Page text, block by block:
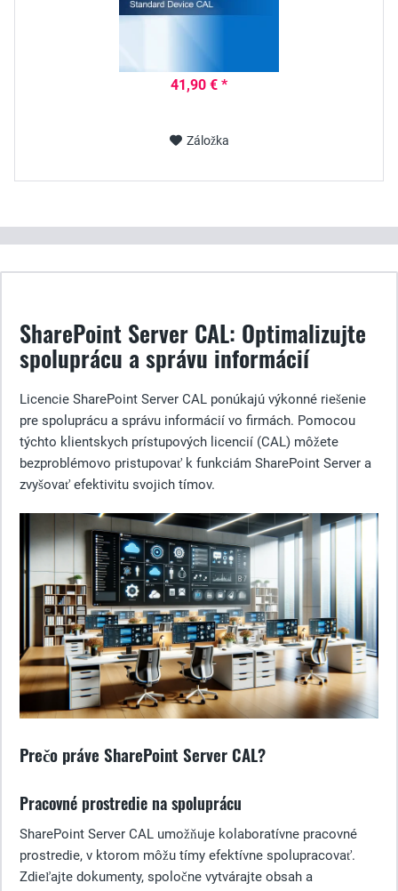
41,90 € *
Záložka
SharePoint Server CAL: Optimalizujte
spoluprácu a správu informácií
Licencie SharePoint Server CAL ponúkajú výkonné riešenie
pre spoluprácu a správu informácií vo firmách. Pomocou
týchto klientskych prístupových licencií (CAL) môžete
bezproblémovo pristupovať k funkciám SharePoint Server a
zvyšovať efektivitu svojich tímov.
Prečo práve SharePoint Server CAL?
Pracovné prostredie na spoluprácu
SharePoint Server CAL umožňuje kolaboratívne pracovné
prostredie, v ktorom môžu tímy efektívne spolupracovať.
Zdieľajte dokumenty, spoločne vytvárajte obsah a